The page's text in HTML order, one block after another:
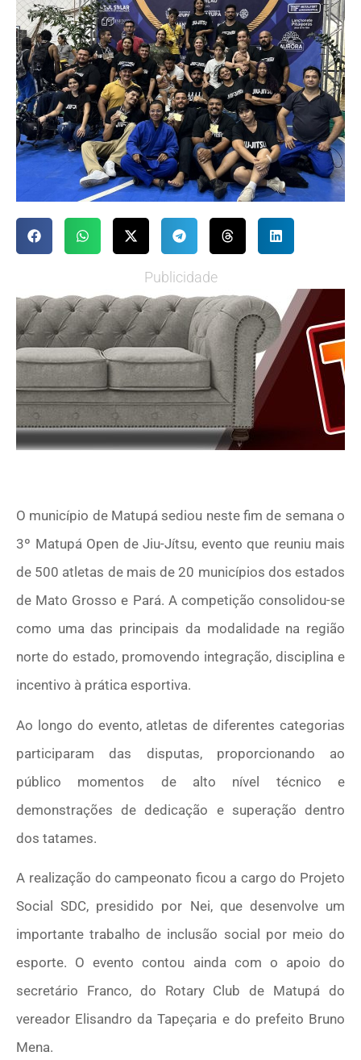
Publicidade
O município de Matupá sediou neste fim de semana o
3º Matupá Open de Jiu-Jítsu, evento que reuniu mais
de 500 atletas de mais de 20 municípios dos estados
de Mato Grosso e Pará. A competição consolidou-se
como uma das principais da modalidade na região
norte do estado, promovendo integração, disciplina e
incentivo à prática esportiva.
Ao longo do evento, atletas de diferentes categorias
participaram das disputas, proporcionando ao
público momentos de alto nível técnico e
demonstrações de dedicação e superação dentro
dos tatames.
A realização do campeonato ficou a cargo do Projeto
Social SDC, presidido por Nei, que desenvolve um
importante trabalho de inclusão social por meio do
esporte. O evento contou ainda com o apoio do
secretário Franco, do Rotary Club de Matupá do
vereador Elisandro da Tapeçaria e do prefeito Bruno
Mena.